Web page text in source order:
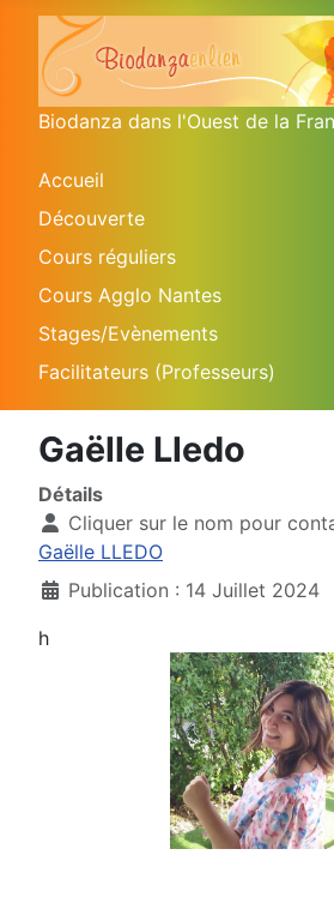
Biodanza dans l'Ouest de la
Accueil
Découverte
Cours réguliers
Cours Agglo Nantes
Stages/Evènements
Facilitateurs (Professeurs)
Gaëlle Lledo
Détails
Cliquer sur le nom pour
Gaëlle LLEDO
Publication : 14 Juillet 2024
h